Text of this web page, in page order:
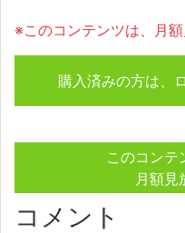
※このコンテンツは、月
購入済みの方は、
このコンテ
月額見
コメント